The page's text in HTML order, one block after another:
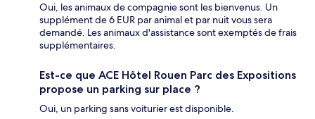
Oui, les animaux de compagnie sont les bienvenus. Un
supplément de 6 EUR par animal et par nuit vous sera
demandé. Les animaux d'assistance sont exemptés de frais
supplémentaires.
Est-ce que ACE Hôtel Rouen Parc des Expositions
propose un parking sur place ?
Oui, un parking sans voiturier est disponible.